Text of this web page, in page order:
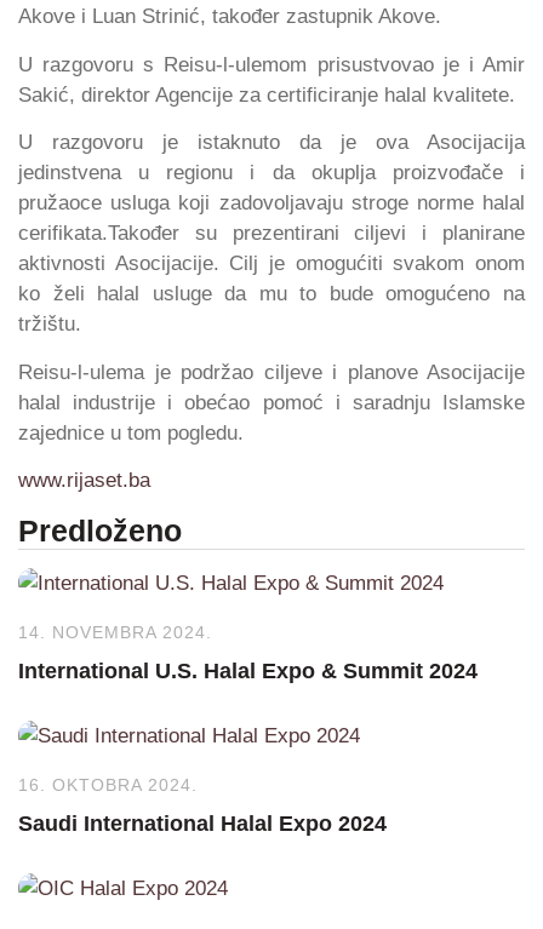
Akove i Luan Strinić, također zastupnik Akove.
U razgovoru s Reisu-l-ulemom prisustvovao je i Amir
Sakić, direktor Agencije za certificiranje halal kvalitete.
U razgovoru je istaknuto da je ova Asocijacija
jedinstvena u regionu i da okuplja proizvođače i
pružaoce usluga koji zadovoljavaju stroge norme halal
cerifikata.Također su prezentirani ciljevi i planirane
aktivnosti Asocijacije. Cilj je omogućiti svakom onom
ko želi halal usluge da mu to bude omogućeno na
tržištu.
Reisu-l-ulema je podržao ciljeve i planove Asocijacije
halal industrije i obećao pomoć i saradnju Islamske
zajednice u tom pogledu.
www.rijaset.ba
Predloženo
14. NOVEMBRA 2024.
International U.S. Halal Expo & Summit 2024
16. OKTOBRA 2024.
Saudi International Halal Expo 2024